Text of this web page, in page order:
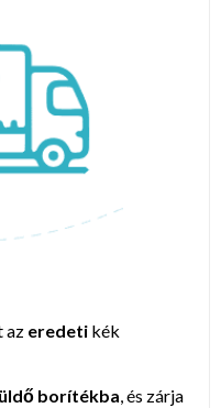
az eredetikék
borítékba, és zárja